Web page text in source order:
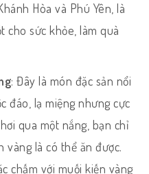
Hòa và Phú Yên, là
cho sức khỏe, làm quà
: Đây là món đặc sản nổi
đáo, lạ miệng nhưng cực
qua một nắng, bạn chỉ
vàng là có thể ăn được.
chấm với muối kiến vàng